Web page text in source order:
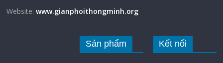
Website:www.gianphoithongminh.org
Sản phẩm Kết nối